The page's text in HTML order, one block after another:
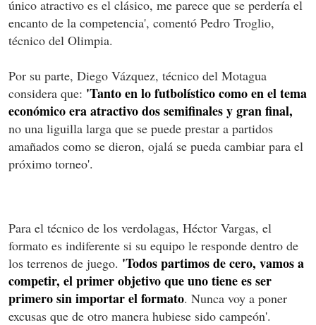
único atractivo es el clásico, me parece que se perdería el
encanto de la competencia', comentó Pedro Troglio,
técnico del Olimpia.
Por su parte, Diego Vázquez, técnico del Motagua
considera que: 'Tanto en lo futbolístico como en el tema
económico era atractivo dos semifinales y gran final,
no una ligui­lla larga que se puede prestar a partidos
amaña­dos como se dieron, ojalá se pueda cambiar para el
próximo torneo'.
Para el técnico de los verdolagas, Héctor Vargas, el
formato es indiferente si su equipo le responde dentro de
los terrenos de juego. 'Todos partimos de cero, vamos a
competir, el primer objetivo que uno tiene es ser
primero sin importar el formato. Nunca voy a poner
excusas que de otro manera hubiese sido campeón'.